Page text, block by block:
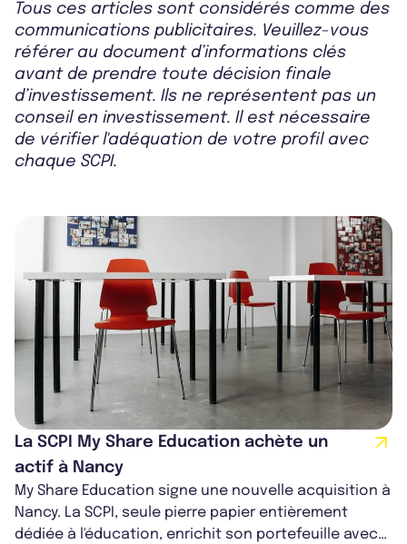
Tous ces articles sont considérés comme des
communications publicitaires. Veuillez-vous
référer au document d’informations clés
avant de prendre toute décision finale
d’investissement. Ils ne représentent pas un
conseil en investissement. Il est nécessaire
de vérifier l'adéquation de votre profil avec
chaque SCPI.
La SCPI My Share Education achète un
actif à Nancy
My Share Education signe une nouvelle acquisition à
Nancy. La SCPI, seule pierre papier entièrement
dédiée à l'éducation, enrichit son portefeuille avec